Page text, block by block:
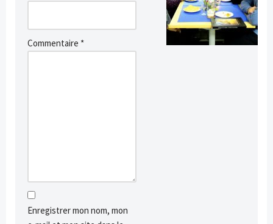
Commentaire *
Enregistrer mon nom, mon